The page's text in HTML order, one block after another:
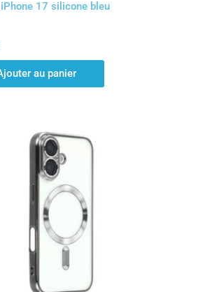
17 silicone bleu
au panier